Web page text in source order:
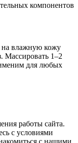
компонентов
на влажную кожу
Массировать 1–2
для любых
работы сайта.
с условиями
с нашими